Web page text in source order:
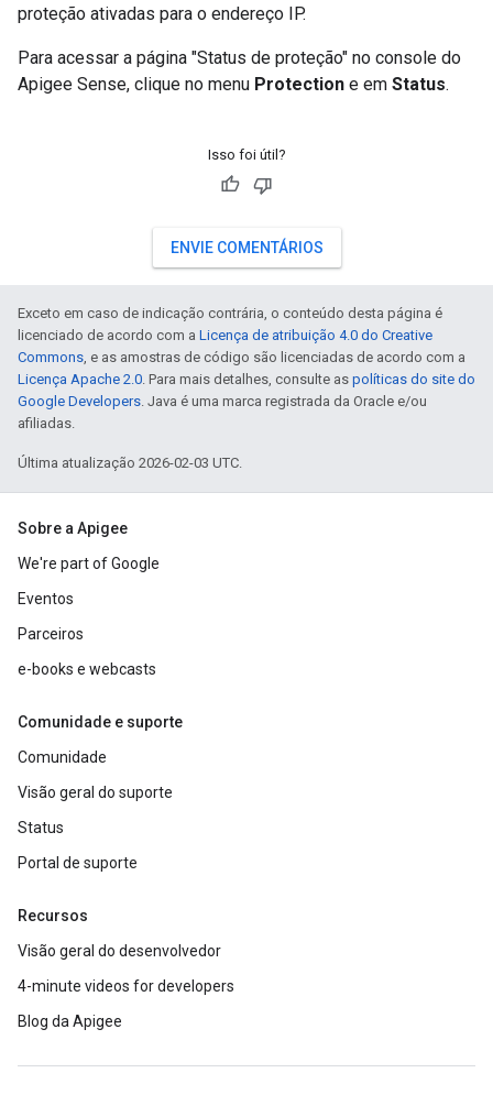
proteção ativadas para o endereço IP.
Para acessar a página "Status de proteção" no console do
Apigee Sense, clique no menu Protection e em Status.
Isso foi útil?
ENVIE COMENTÁRIOS
Exceto em caso de indicação contrária, o conteúdo desta página é
licenciado de acordo com a Licença de atribuição 4.0 do Creative
Commons , e as amostras de código são licenciadas de acordo com a
Licença Apache 2.0 . Para mais detalhes, consulte as políticas do site do
Google Developers . Java é uma marca registrada da Oracle e/ou
afiliadas.
Última atualização 2026-02-03 UTC.
Sobre a Apigee
We're part of Google
Eventos
Parceiros
e-books e webcasts
Comunidade e suporte
Comunidade
Visão geral do suporte
Status
Portal de suporte
Recursos
Visão geral do desenvolvedor
4-minute videos for developers
Blog da Apigee